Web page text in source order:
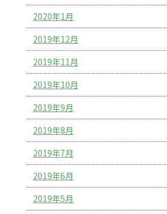
2020年1月
2019年12月
2019年11月
2019年10月
2019年9月
2019年8月
2019年7月
2019年6月
2019年5月